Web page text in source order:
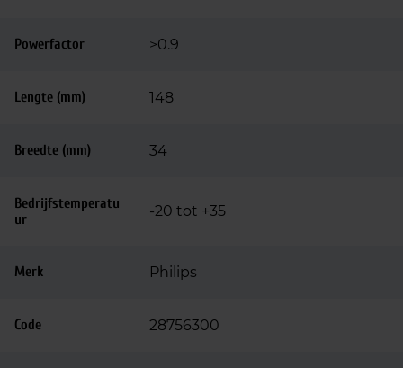
Powerfactor >0.9
Lengte (mm) 148
Breedte (mm) 34
Bedrijfstemperatu
ur
-20 tot +35
Merk Philips
Code 28756300